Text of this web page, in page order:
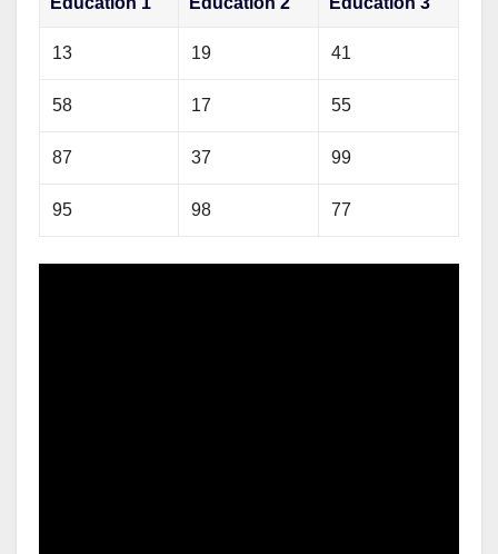
13 19 41
58 17 55
87 37 99
95 98 77